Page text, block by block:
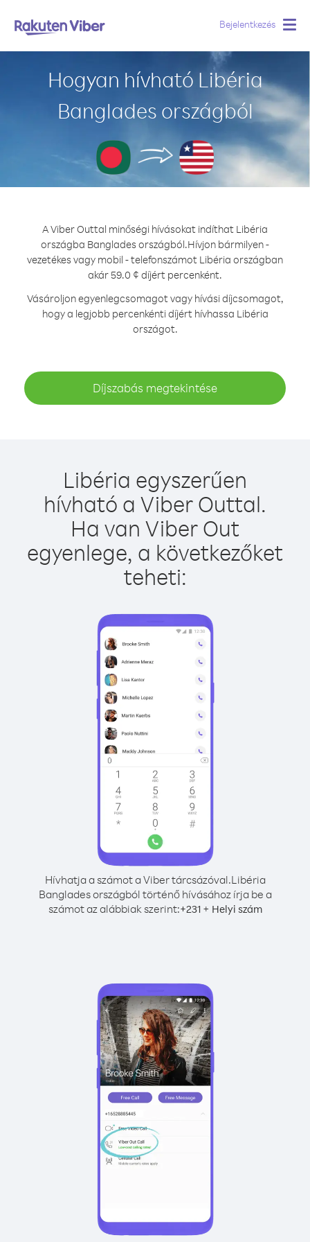
Bejelentkezés
Hogyan hívható Libéria
Banglades országból
A Viber Outtal minőségi hívásokat indíthat Libéria
országba Banglades országból.Hívjon bármilyen -
vezetékes vagy mobil - telefonszámot Libéria országban
akár 59.0 ¢ díjért percenként.
Vásároljon egyenlegcsomagot vagy hívási díjcsomagot,
hogy a legjobb percenkénti díjért hívhassa Libéria
országot.
Díjszabás megtekintése
Libéria egyszerűen
hívható a Viber Outtal.
Ha van Viber Out
egyenlege, a következőket
teheti:
Hívhatja a számot a Viber tárcsázóval.Libéria
Banglades országból történő hívásához írja be a
számot az alábbiak szerint:+231+ Helyi szám